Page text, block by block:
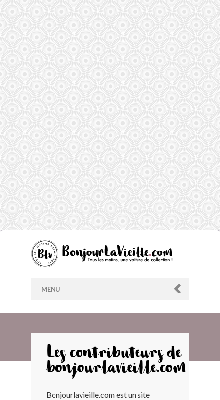
MENU
ARCHIVES
LES CONTRIBUTEURS
Les contributeurs de
bonjourlavieille.com
Bonjourlavieille.com est un site